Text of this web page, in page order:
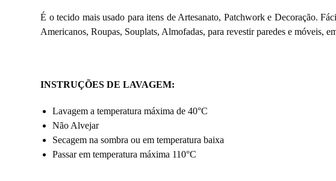
É o tecido mais usado para itens de Artesanato, Patchwork e Decoração.
Americanos, Roupas, Souplats, Almofadas, para revestir paredes e móveis,
INSTRUÇÕES DE LAVAGEM:
Lavagem a temperatura máxima de 40°C
Não Alvejar
Secagem na sombra ou em temperatura baixa
Passar em temperatura máxima 110°C